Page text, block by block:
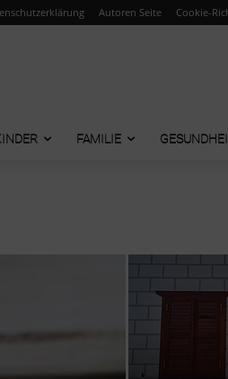
Autoren Seite Cookie-
FAMILIE